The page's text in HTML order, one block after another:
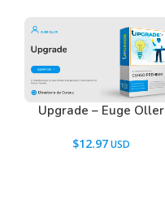
Upgrade – Euge Oller
$12.97